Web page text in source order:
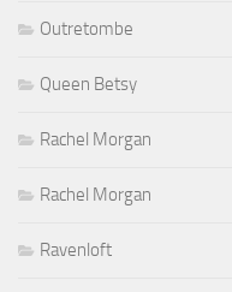
Outretombe
Queen Betsy
Rachel Morgan
Rachel Morgan
Ravenloft